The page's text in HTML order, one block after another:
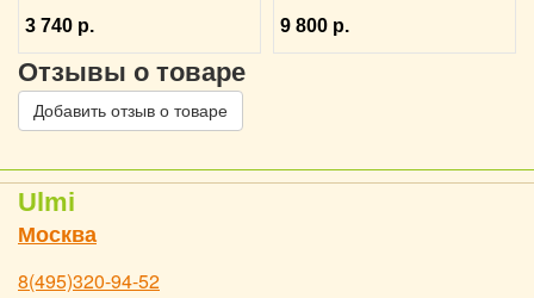
3 740 р. 9 800 р.
Отзывы о товаре
Добавить отзыв о товаре
Ulmi
Москва
8(495)320-94-52